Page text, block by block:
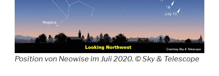
Position von Neowise im Juli 2020. © Sky & Telescope